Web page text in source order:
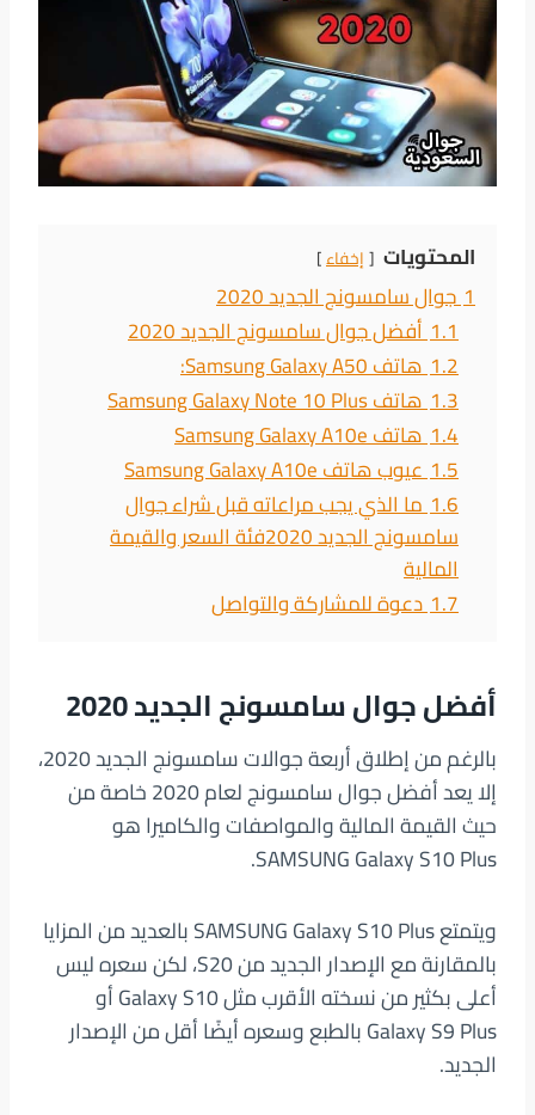
المحتويات إخفاء
1جوال سامسونج الجديد 2020
1.1أفضل جوال سامسونج الجديد 2020
1.2هاتف Samsung Galaxy A50:
1.3هاتف Samsung Galaxy Note 10 Plus
1.4هاتف Samsung Galaxy A10e
1.5عيوب هاتف Samsung Galaxy A10e
1.6ما الذي يجب مراعاته قبل شراء جوال
سامسونج الجديد 2020فئة السعر والقيمة
المالية
1.7دعوة للمشاركة والتواصل
أفضل جوال سامسونج الجديد 2020
بالرغم من إطلاق أربعة جوالات سامسونج الجديد 2020،
إلا يعد أفضل جوال سامسونج لعام 2020 خاصة من
حيث القيمة المالية والمواصفات والكاميرا هو
SAMSUNG Galaxy S10 Plus.
ويتمتع SAMSUNG Galaxy S10 Plus بالعديد من المزايا
بالمقارنة مع الإصدار الجديد من S20، لكن سعره ليس
أعلى بكثير من نسخته الأقرب مثل Galaxy S10 أو
Galaxy S9 Plus بالطبع وسعره أيضًا أقل من الإصدار
الجديد.